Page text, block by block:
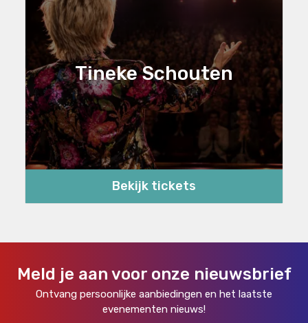
Tineke Schouten
Bekijk tickets
Meld je aan voor onze nieuwsbrief
Ontvang persoonlijke aanbiedingen en het laatste
evenementen nieuws!